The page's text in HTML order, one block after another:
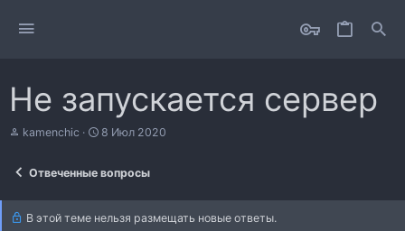
Не запускается сервер
А
е
kamenchic
Д
а
ч
8 Июл 2020
Отвеченные вопросы
В этой теме нельзя размещать новые ответы.